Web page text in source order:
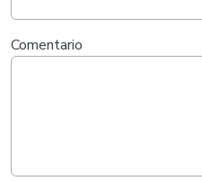
Comentario